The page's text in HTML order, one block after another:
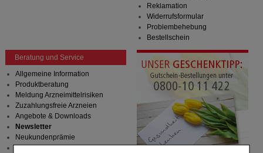
Reklamation
Widerrufsformular
Problembehebung
Bestellschein
Beratung und Service
Allgemeine Information
Produktberatung
Meldung Arzneimittelrisiken
Zuzahlungsfreie Arzneien
Angebote & Downloads
Newsletter
Neukundenprämie
Stellenangebote